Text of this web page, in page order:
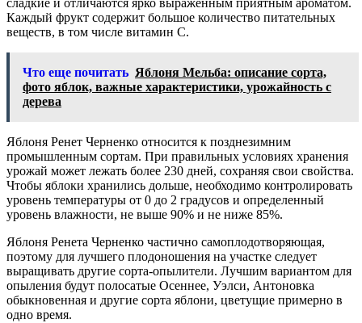
сладкие и отличаются ярко выраженным приятным ароматом.
Каждый фрукт содержит большое количество питательных
веществ, в том числе витамин С.
Что еще почитать Яблоня Мельба: описание сорта,
фото яблок, важные характеристики, урожайность с
дерева
Яблоня Ренет Черненко относится к позднезимним
промышленным сортам. При правильных условиях хранения
урожай может лежать более 230 дней, сохраняя свои свойства.
Чтобы яблоки хранились дольше, необходимо контролировать
уровень температуры от 0 до 2 градусов и определенный
уровень влажности, не выше 90% и не ниже 85%.
Яблоня Ренета Черненко частично самоплодотворяющая,
поэтому для лучшего плодоношения на участке следует
выращивать другие сорта-опылители. Лучшим вариантом для
опыления будут полосатые Осеннее, Уэлси, Антоновка
обыкновенная и другие сорта яблони, цветущие примерно в
одно время.